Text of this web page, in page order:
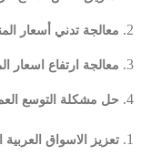
معالجة تدني أسعار
معالجة ارتفاع اسعار
حل مشكلة التوسع
تعزيز الاسواق العربية